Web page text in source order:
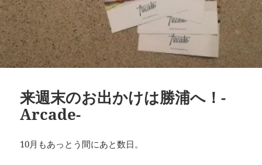
来週末のお出かけは勝浦へ！-
Arcade-
10月もあっとう間にあと数日。